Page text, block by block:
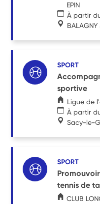
EPIN
À partir
BALAGNY
SPORT
sportive
Ligue de
À partir
Sacy-le-
SPORT
tennis de
CLUB